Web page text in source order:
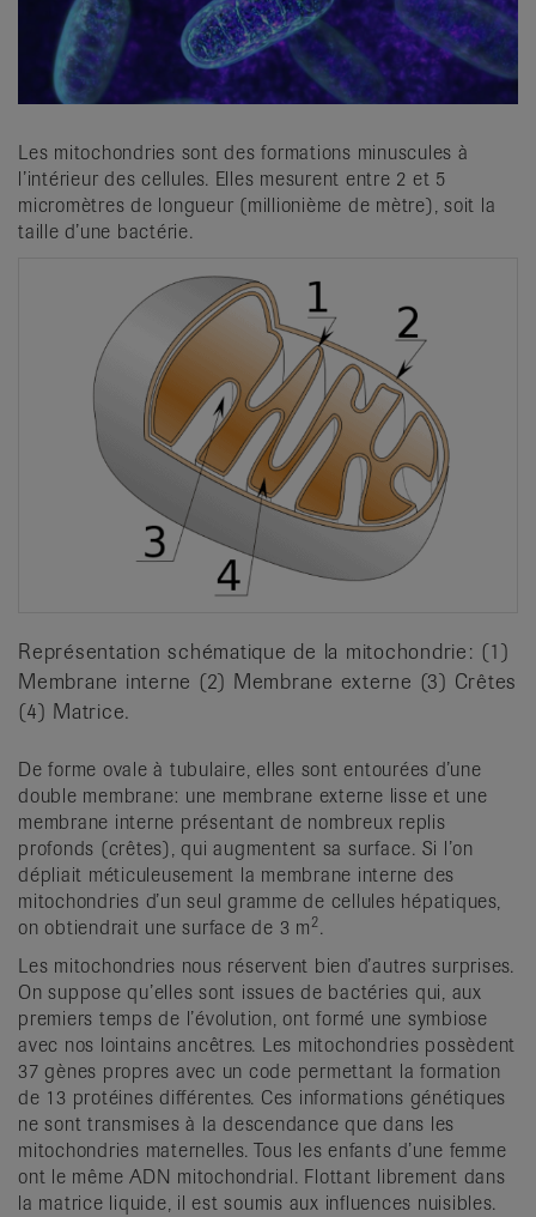
Les mitochondries sont des formations minuscules à
l’intérieur des cellules. Elles mesurent entre 2 et 5
micromètres de longueur (millionième de mètre), soit la
taille d’une bactérie.
Représentation schématique de la mitochondrie: (1)
Membrane interne (2) Membrane externe (3) Crêtes
(4) Matrice.
De forme ovale à tubulaire, elles sont entourées d’une
double membrane: une membrane externe lisse et une
membrane interne présentant de nombreux replis
profonds (crêtes), qui augmentent sa surface. Si l’on
dépliait méticuleusement la membrane interne des
mitochondries d’un seul gramme de cellules hépatiques,
on obtiendrait une surface de 3 m 2.
Les mitochondries nous réservent bien d’autres surprises.
On suppose qu’elles sont issues de bactéries qui, aux
premiers temps de l’évolution, ont formé une symbiose
avec nos lointains ancêtres. Les mitochondries possèdent
37 gènes propres avec un code permettant la formation
de 13 protéines différentes. Ces informations génétiques
ne sont transmises à la descendance que dans les
mitochondries maternelles. Tous les enfants d’une femme
ont le même ADN mitochondrial. Flottant librement dans
la matrice liquide, il est soumis aux influences nuisibles.